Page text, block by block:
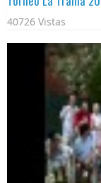
40726 Vistas